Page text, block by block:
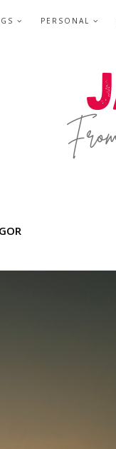
PERSONAL